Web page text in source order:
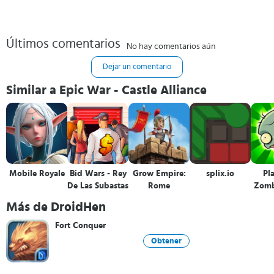
Últimos comentarios No hay comentarios aún
Dejar un comentario
Similar a Epic War - Castle Alliance
Mobile Royale
Bid Wars - Rey
De Las Subastas
Grow Empire:
Rome
splix.io
Más de DroidHen
Fort Conquer
Obtener